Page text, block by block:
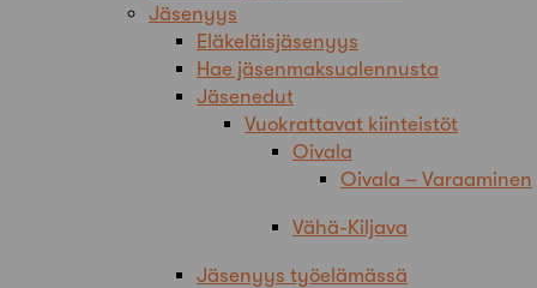
Jäsenyys
Eläkeläisjäsenyys
Hae jäsenmaksualennusta
Jäsenedut
Vuokrattavat kiinteistöt
Oivala
Oivala – Varaaminen
Vähä-Kiljava
Jäsenyys työelämässä